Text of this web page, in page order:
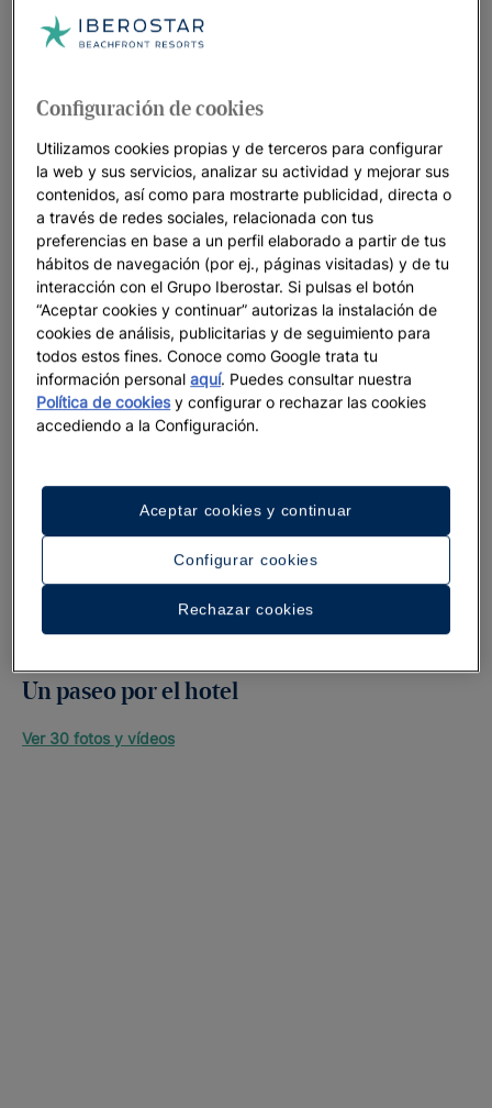
Un paseo por el hotel
Ver 30 fotos y vídeos
Configuración de cookies
Utilizamos cookies propias y de terceros para configurar
la web y sus servicios, analizar su actividad y mejorar sus
contenidos, así como para mostrarte publicidad, directa o
a través de redes sociales, relacionada con tus
preferencias en base a un perfil elaborado a partir de tus
hábitos de navegación (por ej., páginas visitadas) y de tu
interacción con el Grupo Iberostar. Si pulsas el botón
“Aceptar cookies y continuar” autorizas la instalación de
cookies de análisis, publicitarias y de seguimiento para
todos estos fines. Conoce como Google trata tu
información personalaquí. Puedes consultar nuestra
Política de cookiesy configurar o rechazar las cookies
accediendo a la Configuración.
Configurar cookies
Rechazar cookies
Aceptar cookies y continuar